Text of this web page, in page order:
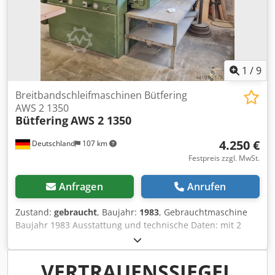
1 /9
Deutschland 107 km
Breitbandschleifmaschinen Bütfering
AWS 2 1350
BütferingAWS 2 1350
4.250 €
Festpreis zzgl. MwSt.
Anfragen Anrufen
Zustand: gebraucht, Baujahr: 1983, Gebrauchtmaschine
Baujahr 1983 Ausstattung und technische Daten: mit 2
Kombi-Aggregaten mit 2 Kontaktwalzen, 1 x 65° shore, 1 x
85° shore und 2 Luftschleifschuhen Schleifbreite 1350 mm
Schleifbandabmessungen 1360 x 1900 mm